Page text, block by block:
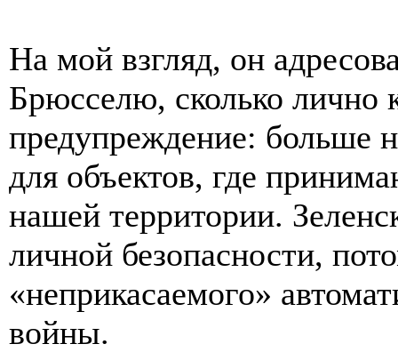
На мой взгляд, он
Брюсселю, сколько лично
предупреждение: больше
для объектов, где
нашей территории.
личной безопасности,
«неприкасаемого»
войны.